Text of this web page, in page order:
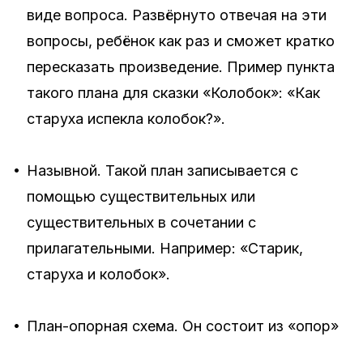
виде вопроса. Развёрнуто отвечая на эти
вопросы, ребёнок как раз и сможет кратко
пересказать произведение. Пример пункта
такого плана для сказки «Колобок»: «Как
старуха испекла колобок?».
• Назывной. Такой план записывается с
помощью существительных или
существительных в сочетании с
прилагательными. Например: «Старик,
старуха и колобок».
• План-опорная схема. Он состоит из «опор»